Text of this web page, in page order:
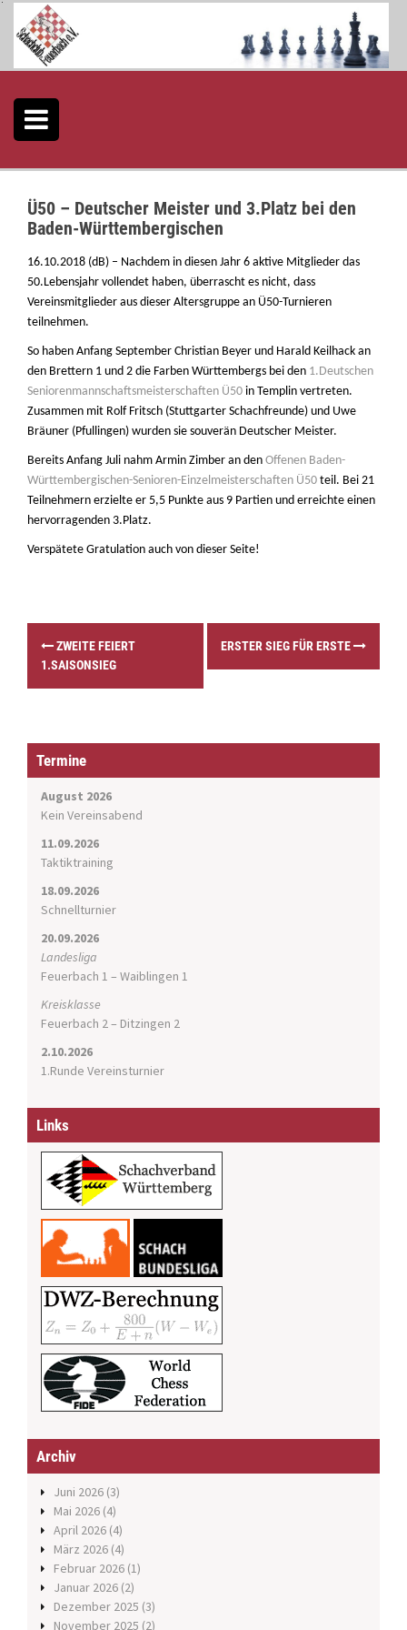
S
Ü50 – Deutscher Meister und 3.Platz bei den
Baden-Württembergischen
16.10.2018 (dB) – Nachdem in diesen Jahr 6 aktive Mitglieder das
50.Lebensjahr vollendet haben, überrascht es nicht, dass
Vereinsmitglieder aus dieser Altersgruppe an Ü50-Turnieren
teilnehmen.
So haben Anfang September Christian Beyer und Harald Keilhack an
den Brettern 1 und 2 die Farben Württembergs bei den 1.Deutschen
Seniorenmannschaftsmeisterschaften Ü50 in Templin vertreten.
Zusammen mit Rolf Fritsch (Stuttgarter Schachfreunde) und Uwe
Bräuner (Pfullingen) wurden sie souverän Deutscher Meister.
Bereits Anfang Juli nahm Armin Zimber an den Offenen Baden-
Württembergischen-Senioren-Einzelmeisterschaften Ü50 teil. Bei 21
Teilnehmern erzielte er 5,5 Punkte aus 9 Partien und erreichte einen
hervorragenden 3.Platz.
Verspätete Gratulation auch von dieser Seite!
t
i
ZWEITE FEIERT
1.SAISONSIEG
ERSTER SIEG FÜR ERSTE
Termine
August 2026
Kein Vereinsabend
11.09.2026
Taktiktraining
18.09.2026
Schnellturnier
20.09.2026
Landesliga
Feuerbach 1 – Waiblingen 1
Kreisklasse
Feuerbach 2 – Ditzingen 2
2.10.2026
1.Runde Vereinsturnier
Links
Archiv
Juni 2026 (3)
Mai 2026 (4)
April 2026 (4)
März 2026 (4)
Februar 2026 (1)
Januar 2026 (2)
Dezember 2025 (3)
November 2025 (2)